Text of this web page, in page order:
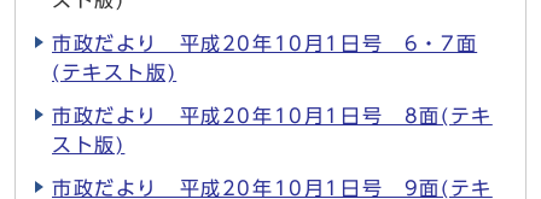
市政だより 平成20年10月1日号 6・7面
(テキスト版)
市政だより 平成20年10月1日号 8面(テキ
スト版)
市政だより 平成20年10月1日号 9面(テキ